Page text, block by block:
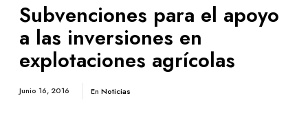
Subvenciones para el apoyo
a las inversiones en
explotaciones agrícolas
Junio 16, 2016 En Noticias